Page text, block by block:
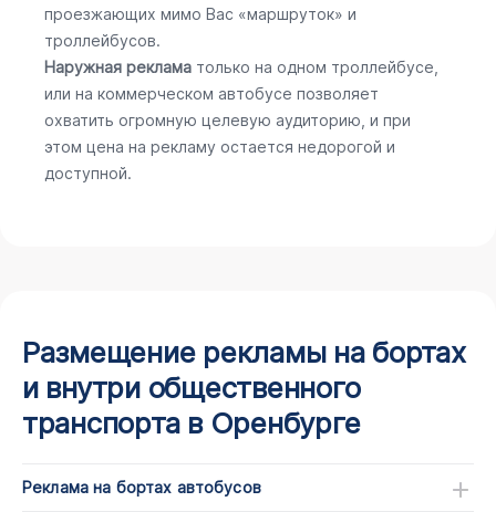
проезжающих мимо Вас «маршруток» и
троллейбусов.
Наружная реклама только на одном троллейбусе,
или на коммерческом автобусе позволяет
охватить огромную целевую аудиторию, и при
этом цена на рекламу остается недорогой и
доступной.
Размещение рекламы на бортах
и внутри общественного
транспорта в Оренбурге
Реклама на бортах автобусов